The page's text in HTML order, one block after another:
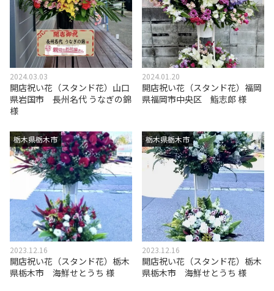
2024.03.03
開店祝い花（スタンド花）山口
県岩国市 長州名代 うなぎの錦
様
2024.01.20
開店祝い花（スタンド花）福岡
県福岡市中央区 鮨志郎 様
栃木県栃木市
2023.12.16
開店祝い花（スタンド花）栃木
県栃木市 海鮮せとうち 様
栃木県栃木市
2023.12.16
開店祝い花（スタンド花）栃木
県栃木市 海鮮せとうち 様